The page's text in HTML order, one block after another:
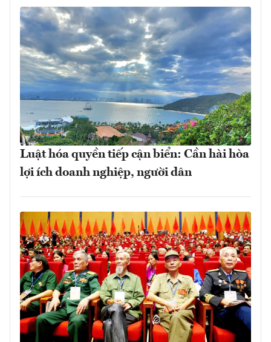
Luật hóa quyền tiếp cận biển: Cần hài hòa
lợi ích doanh nghiệp, người dân